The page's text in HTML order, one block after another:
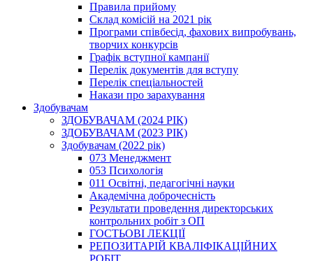
Правила прийому
Склад комісій на 2021 рік
Програми співбесід, фахових випробувань,
творчих конкурсів
Графік вступної кампанії
Перелік документів для вступу
Перелік спеціальностей
Накази про зарахування
Здобувачам
ЗДОБУВАЧАМ (2024 РІК)
ЗДОБУВАЧАМ (2023 РІК)
Здобувачам (2022 рік)
073 Менеджмент
053 Психологія
011 Освітні, педагогічні науки
Академічна доброчесність
Результати проведення директорських
контрольних робіт з ОП
ГОСТЬОВІ ЛЕКЦІЇ
РЕПОЗИТАРІЙ КВАЛІФІКАЦІЙНИХ
РОБІТ